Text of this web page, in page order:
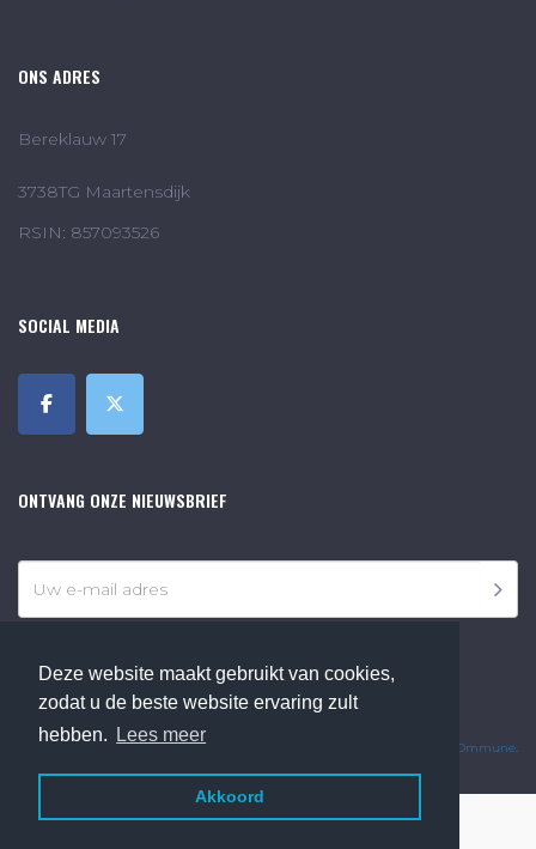
Deze website maakt gebruikt van cookies,
zodat u de beste website ervaring zult
hebben.
Lees meer
Akkoord
ONS ADRES
Bereklauw 17
3738TG Maartensdijk
RSIN: 857093526
SOCIAL MEDIA
ONTVANG ONZE NIEUWSBRIEF
©2018 Online Museum de Bilt. Alle rechten voorbehouden.
Ommune